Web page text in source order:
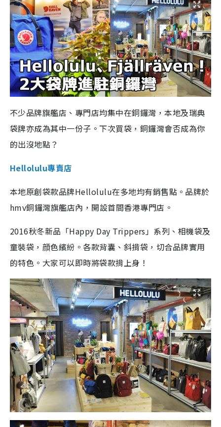
不少品牌旗艦店、專門店均集中在銅鑼灣，本地及瑞典
袋牌亦成為其中一份子。下次買袋，銅鑼灣會否成為你
的出沒地點？
Hellolulu專賣店
本地原創袋款品牌Hellolulu在多地均有銷售點。品牌於
hmv銅鑼灣旗艦店內，開設首間香港專門店。
2016秋冬新品「Happy Day Trippers」系列、相機袋及
童裝袋，顔色繽紛。各款背囊、斜揹袋，切合品牌實用
的特色。大家可以即時將袋款揹上身！